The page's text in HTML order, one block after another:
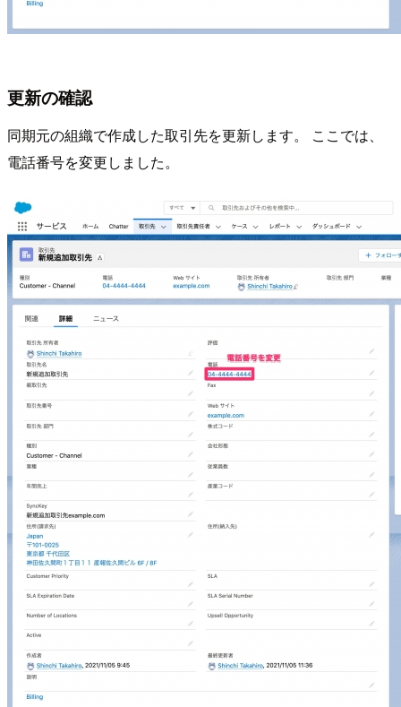
更新の確認
同期元の組織で作成した取引先を更新します。 ここでは、
電話番号を変更しました。